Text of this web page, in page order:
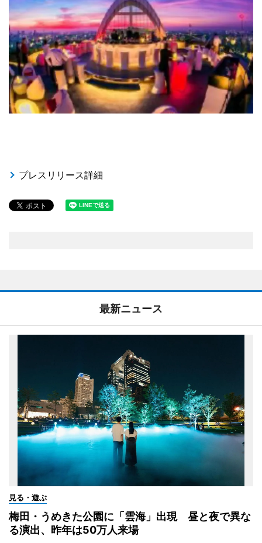
プレスリリース詳細
最新ニュース
見る・遊ぶ
梅田・うめきた公園に「雲海」出現 昼と夜で異な
る演出、昨年は50万人来場